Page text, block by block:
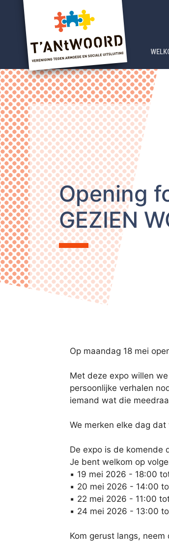
Opening
GEZIEN
Op maandag 18 mei
Met deze expo willen
persoonlijke verhalen
iemand wat die
We merken elke dag
De expo is de komende
Je bent welkom op
▪️ 19 mei 2026 - 18:00
▪️ 20 mei 2026 - 14:00
▪️ 22 mei 2026 - 11:00
▪️ 24 mei 2026 - 13:00
Kom gerust langs,